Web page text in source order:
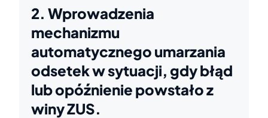
2. Wprowadzenia
mechanizmu
automatycznego umarzania
odsetek w sytuacji, gdy błąd
lub opóźnienie powstało z
winy ZUS.